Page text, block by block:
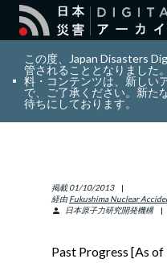
layers
info_outline
この度、Japan Disasters
管されることとなりました
料・コンテンツは、新しい
で、ご了承ください。新た
待ちにしております。
掲載 01/10/2013
経由 Fukushima Nuclear
person
日本原子力研究開発機構
Past Progress [As of